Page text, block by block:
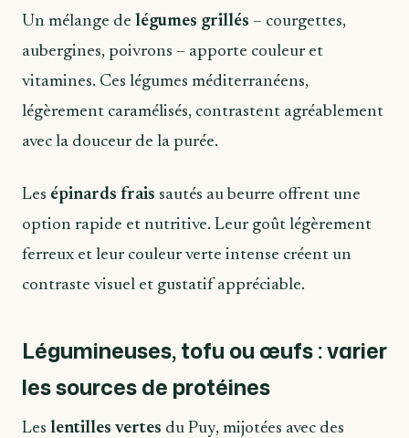
Un mélange de légumes grillés – courgettes,
aubergines, poivrons – apporte couleur et
vitamines. Ces légumes méditerranéens,
légèrement caramélisés, contrastent agréablement
avec la douceur de la purée.
Les épinards frais sautés au beurre offrent une
option rapide et nutritive. Leur goût légèrement
ferreux et leur couleur verte intense créent un
contraste visuel et gustatif appréciable.
Légumineuses, tofu ou œufs : varier
les sources de protéines
Les lentilles vertes du Puy, mijotées avec des